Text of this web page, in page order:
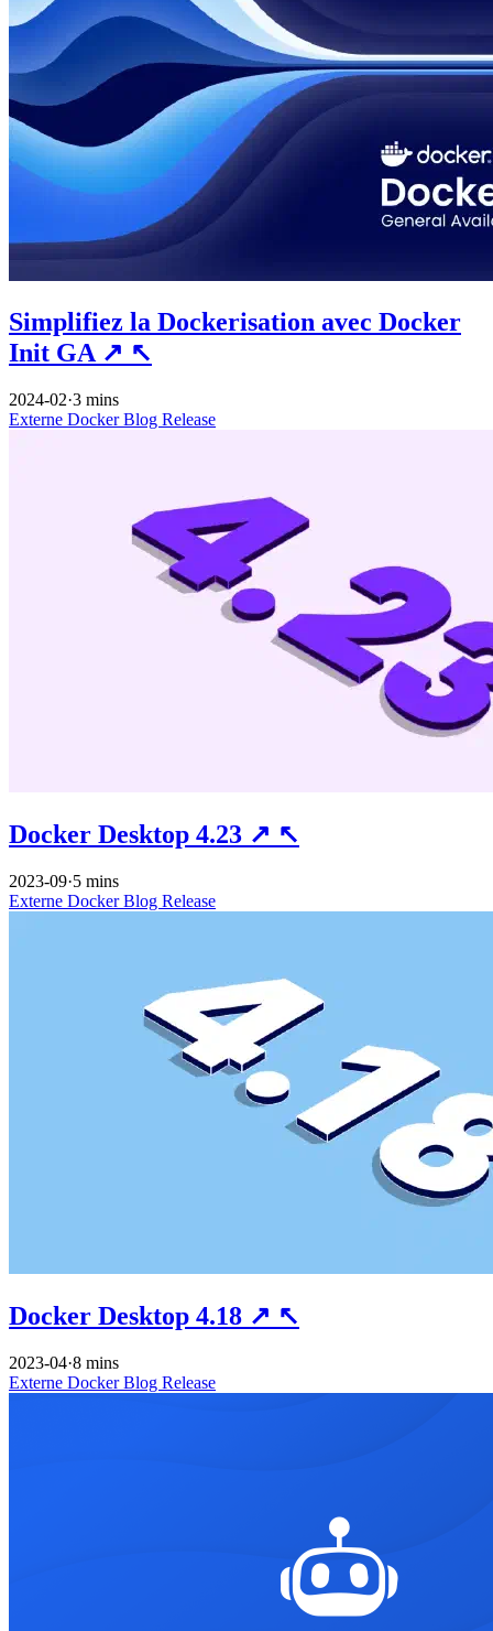
Simplifiez la Dockerisation avec Docker
Init GA ↗ ↖
2024-02·3 mins
Externe DockerBlog Release
Docker Desktop 4.23 ↗ ↖
2023-09·5 mins
Externe DockerBlog Release
Docker Desktop 4.18 ↗ ↖
2023-04·8 mins
Externe DockerBlog Release